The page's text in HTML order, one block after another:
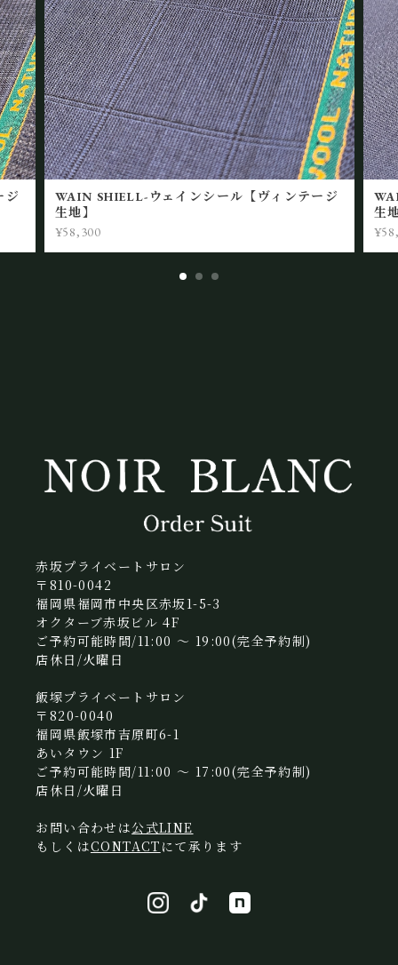
ジ
WAIN SHIELL-ウェインシール【ヴィンテージ
生地】
¥58,300
生
赤坂プライベートサロン
〒810-0042
福岡県福岡市中央区赤坂1-5-3
オクターブ赤坂ビル 4F
ご予約可能時間/11:00 〜 19:00(完全予約制)
店休日/火曜日
飯塚プライベートサロン
〒820-0040
福岡県飯塚市吉原町6-1
あいタウン 1F
ご予約可能時間/11:00 〜 17:00(完全予約制)
店休日/火曜日
お問い合わせは公式LINE
もしくはCONTACT にて承ります